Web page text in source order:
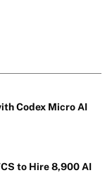
Codex Micro AI
to Hire 8,900 AI